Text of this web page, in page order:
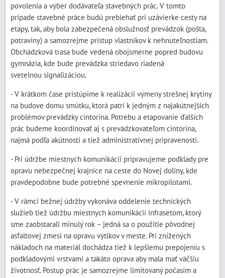
povolenia a výber dodávateľa stavebných prác. V tomto
prípade stavebné práce budú prebiehať pri uzávierke cesty na
etapy, tak, aby bola zabezpečená obslužnosť prevádzok (pošta,
potraviny) a samozrejme prístup vlastníkov k nehnuteľnostiam.
Obchádzková trasa bude vedená obojsmerne popred budovu
gymnázia, kde bude prevádzka striedavo riadená
svetelnou signalizáciou.
- V krátkom čase pristúpime k realizácii výmeny strešnej krytiny
na budove domu smútku, ktorá patrí k jedným z najakútnejších
problémov prevádzky cintorína. Potrebu a etapovanie ďalších
prác budeme koordinovať aj s prevádzkovateľom cintorína,
najmä podľa akútnosti a tiež administratívnej pripravenosti.
- Pri údržbe miestnych komunikácií pripravujeme podklady pre
opravu nebezpečnej krajnice na ceste do Novej doliny, kde
pravdepodobne bude potrebné spevnenie mikropilotami.
- V rámci bežnej údržby vykonáva oddelenie technických
služieb tiež údržbu miestnych komunikácií infrasetom, ktorý
sme zaobstarali minulý rok – jedná sa o použitie pôvodnej
asfaltovej zmesi na opravu výtlkov v meste. Pri znížených
nákladoch na materiál dochádza tiež k lepšiemu prepojeniu s
podkladovými vrstvami a takáto oprava aby mala mať väčšiu
životnosť. Postup prác je samozrejme limitovaný počasím a